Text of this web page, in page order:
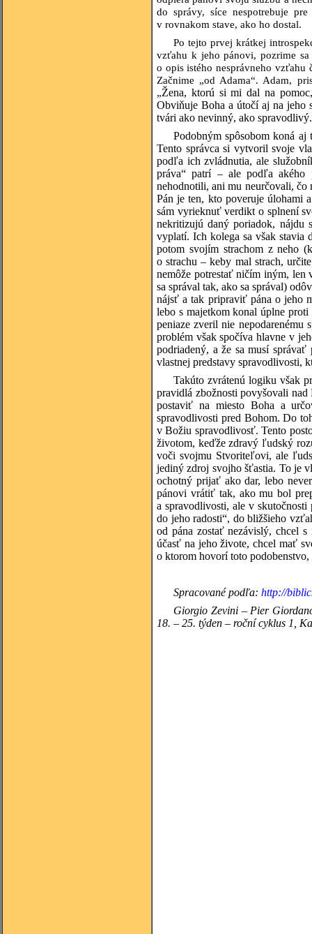
do správy, síce nespotrebuje
v rovnakom stave, ako ho dostal.
Po tejto prvej krátkej
vzťahu k jeho pánovi, pozrime sa
o opis istého nesprávneho
Začnime „od Adama“. Adam,
„Žena, ktorú si mi dal na
Obviňuje Boha a útočí aj na jeho
tvári ako nevinný, ako
Podobným spôsobom koná
Tento správca si vytvoril svoje
podľa ich zvládnutia, ale
práva“ patrí – ale podľa akého
nehodnotili, ani mu neurčovali, čo
Pán je ten, kto poveruje úlohami
sám vyrieknuť verdikt o splnení
nekritizujú daný poriadok, nájdu
vyplatí. Ich kolega sa však stavia
potom svojím strachom z neho
o strachu – keby mal strach,
nemôže potrestať ničím iným, len
sa správal tak, ako sa správal)
nájsť a tak pripraviť pána o jeho
lebo s majetkom konal úplne
peniaze zveril nie nepodarenému
problém však spočíva hlavne v
podriadený, a že sa musí
vlastnej predstavy spravodlivosti,
Takúto zvrátenú logiku však
pravidlá zbožnosti povyšovali nad
postaviť na miesto Boha a
spravodlivosti pred Bohom. Do
v Božiu spravodlivosť. Tento
životom, keďže zdravý ľudský
voči svojmu Stvoriteľovi, ale
jediný zdroj svojho šťastia. To je
ochotný prijať ako dar, lebo
pánovi vrátiť tak, ako mu bol
a spravodlivosti, ale v
do jeho radosti“, do bližšieho
od pána zostať nezávislý, chcel
účasť na jeho živote, chcel mať
o ktorom hovorí toto
Spracované podľa: http://
Giorgio Zevini – Pier
18. – 25. týden – roční cyklus 1,